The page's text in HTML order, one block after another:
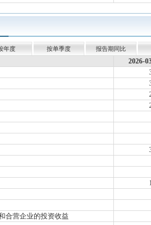
年度 按单季度 报告期同比
2026-
合营企业的投资收益